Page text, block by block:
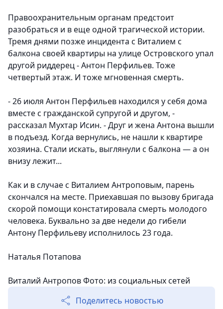
Правоохранительным органам предстоит
разобраться и в еще одной трагической истории.
Тремя днями позже инцидента с Виталием с
балкона своей квартиры на улице Островского упал
другой риддерец - Антон Перфильев. Тоже
четвертый этаж. И тоже мгновенная смерть.
- 26 июля Антон Перфильев находился у себя дома
вместе с гражданской супругой и другом, -
рассказал Мухтар Исин. - Друг и жена Антона вышли
в подъезд. Когда вернулись, не нашли к квартире
хозяина. Стали искать, выглянули с балкона — а он
внизу лежит...
Как и в случае с Виталием Антроповым, парень
скончался на месте. Приехавшая по вызову бригада
скорой помощи констатировала смерть молодого
человека. Буквально за две недели до гибели
Антону Перфильеву исполнилось 23 года.
Наталья Потапова
Виталий АнтроповФото: из социальных сетей
Поделитесь новостью